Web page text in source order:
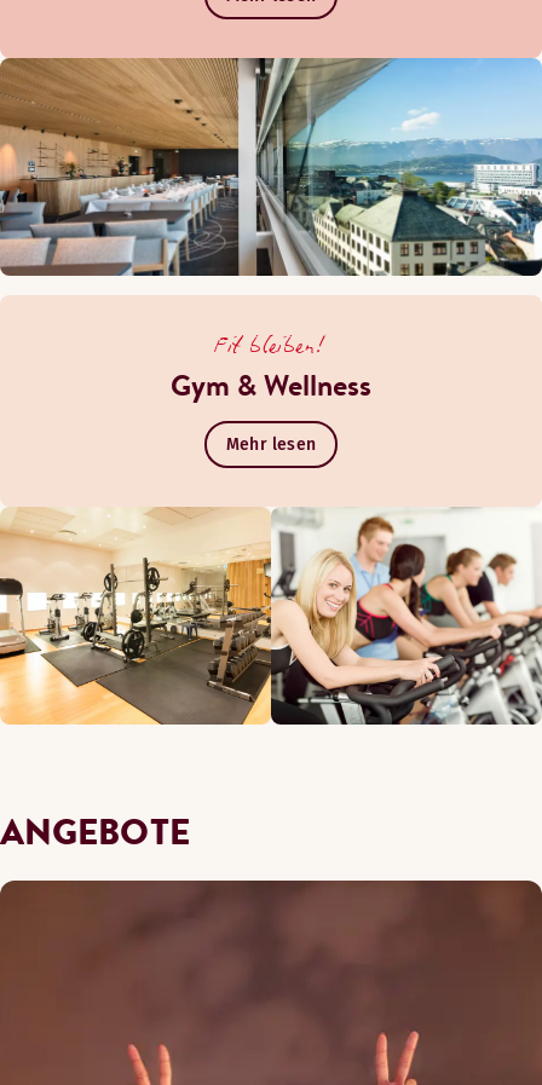
Fit bleiben!
Gym & Wellness
Mehr lesen
ANGEBOTE